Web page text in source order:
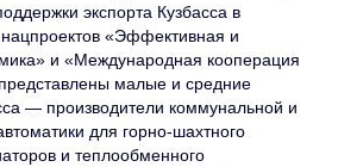
экспорта Кузбасса в
«Эффективная и
и «Международная кооперация
малые и средние
— производители коммунальной и
для горно-шахтного
и теплообменного